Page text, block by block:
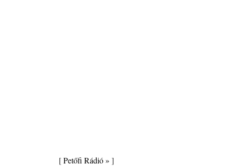
[Petőfi Rádió » ]